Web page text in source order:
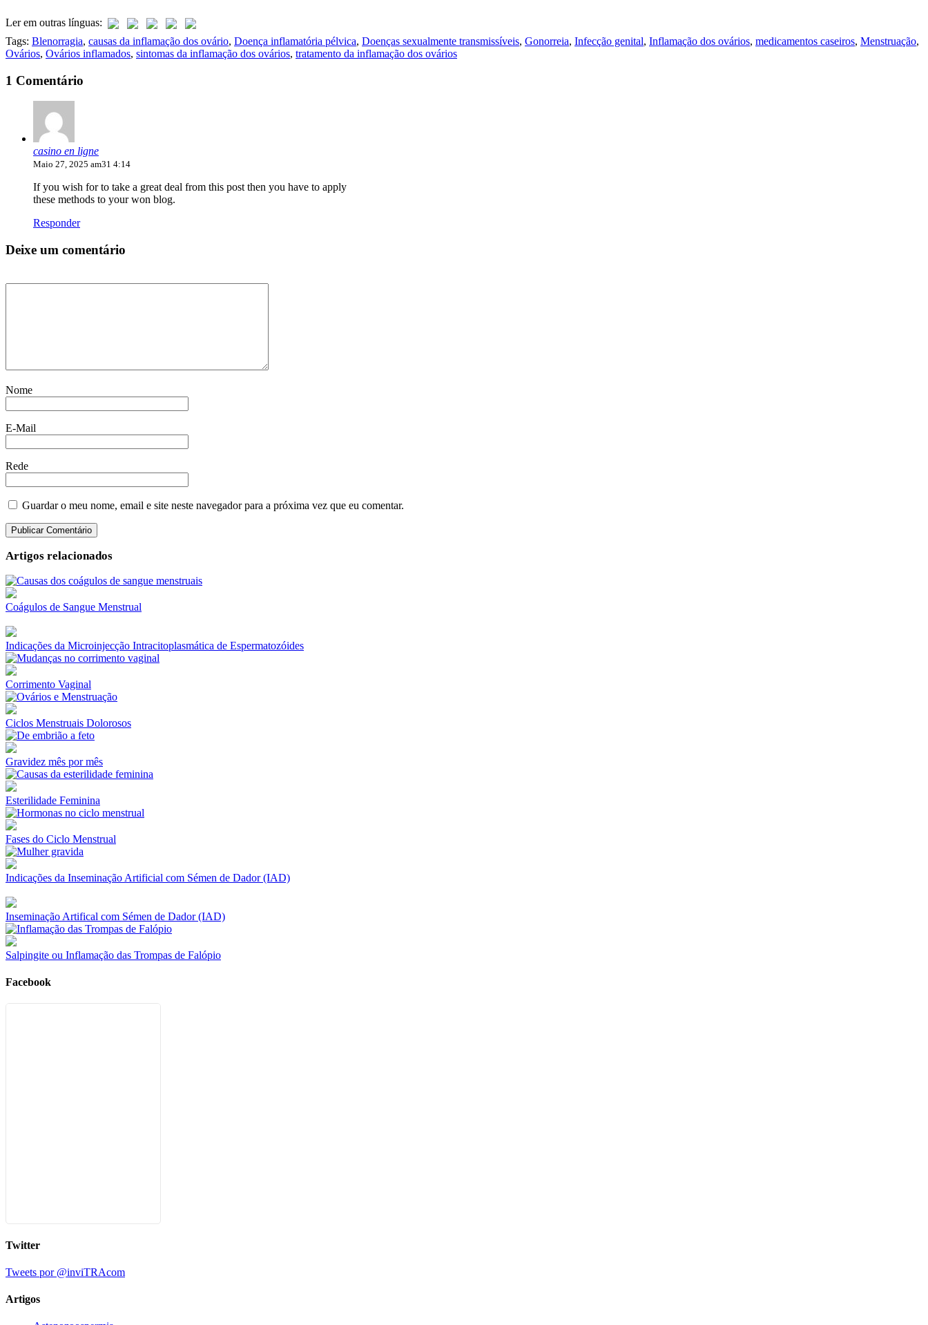
Ler em outras línguas:
Tags: Blenorragia, causas da inflamação dos ovário, Doença inflamatória pélvica, Doenças sexualmente transmissíveis, Gonorreia, Infecção genital, Inflamação dos ovários, medicamentos caseiros, Menstruação,
Ovários, Ovários inflamados, sintomas da inflamação dos ovários, tratamento da inflamação dos ovários
1 Comentário
casino en ligne
Maio 27, 2025 am31 4:14
If you wish for to take a great deal from this post then you have to apply
these methods to your won blog.
Responder
Deixe um comentário
Nome
E-Mail
Rede
Guardar o meu nome, email e site neste navegador para a próxima vez que eu comentar.
Artigos relacionados
Coágulos de Sangue Menstrual
Indicações da Microinjecção Intracitoplasmática de Espermatozóides
Corrimento Vaginal
Ciclos Menstruais Dolorosos
Gravidez mês por mês
Esterilidade Feminina
Fases do Ciclo Menstrual
Indicações da Inseminação Artificial com Sémen de Dador (IAD)
Inseminação Artifical com Sémen de Dador (IAD)
Salpingite ou Inflamação das Trompas de Falópio
Facebook
Twitter
Tweets por @inviTRAcom
Artigos